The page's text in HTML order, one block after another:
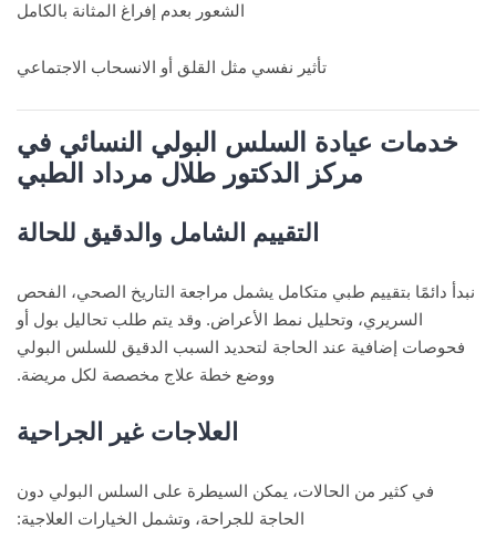
الشعور بعدم إفراغ المثانة بالكامل
تأثير نفسي مثل القلق أو الانسحاب الاجتماعي
خدمات عيادة السلس البولي النسائي في
مركز الدكتور طلال مرداد الطبي
التقييم الشامل والدقيق للحالة
نبدأ دائمًا بتقييم طبي متكامل يشمل مراجعة التاريخ الصحي، الفحص
السريري، وتحليل نمط الأعراض. وقد يتم طلب تحاليل بول أو
فحوصات إضافية عند الحاجة لتحديد السبب الدقيق للسلس البولي
ووضع خطة علاج مخصصة لكل مريضة.
العلاجات غير الجراحية
في كثير من الحالات، يمكن السيطرة على السلس البولي دون
الحاجة للجراحة، وتشمل الخيارات العلاجية: